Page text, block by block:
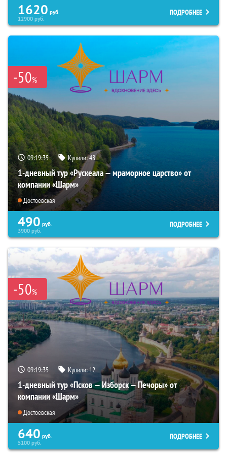
1620 руб.
12900руб.
ПОДРОБНЕЕ
-50%
09:19:34 Купили:48
1-дневный тур «Рускеала — мраморное царство» от
компании «Шарм»
Достоевская
490 руб.
3900руб.
ПОДРОБНЕЕ
-50%
09:19:34 Купили:12
1-дневный тур «Псков — Изборск — Печоры» от
компании «Шарм»
Достоевская
640 руб.
5100руб.
ПОДРОБНЕЕ